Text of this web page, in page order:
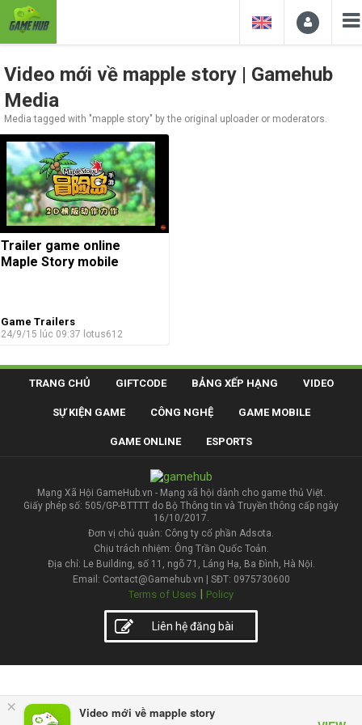
× Video mới về mapple story
Video mới về mapple story | Gamehub
Media
Media tagged with "mapple story" by the original uploader or moderators.
Trailer game online
Maple Story mobile
Game Trailers
24/9/15 lúc 09:37 lotus612
TRANG CHỦ GIFTCODE BẢNG XẾP HẠNG VIDEO
SỰ KIỆN GAME CÔNG NGHỆ GAME MOBILE
GAME ONLINE ESPORTS
Mạng Xã Hội GameHub.vn - Mạng xã hội dành cho game thủ Việt.
Giấy phép số: 505/GP-BTTTT do Bộ Thông tin và Truyền thông cấp ngày
16/10/2017.
Đơn vị chủ quản: Công ty cổ phần Adsota.
Chịu trách nhiệm: Ông Trần Quốc Toản.
Địa chỉ: Le Building, số 11, ngõ 71, Láng Hạ, Ba Đình, Hà Nội.
Email: Contact@Gamehub.vn | SĐT: 0975730600
Terms of Uses | Policy
Liên hệ đăng bài